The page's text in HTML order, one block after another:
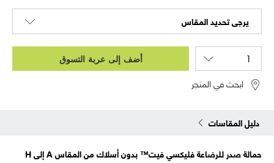
يرجى تحديد المقاس
أضف إلى عربة التسوق
ابحث في المتجر
دليل المقاسات
حمالة صدر للرضاعة فليكسي فيت™ بدون أسلاك من المقاس A إلى H